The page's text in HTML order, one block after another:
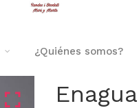
¿Quiénes somos?